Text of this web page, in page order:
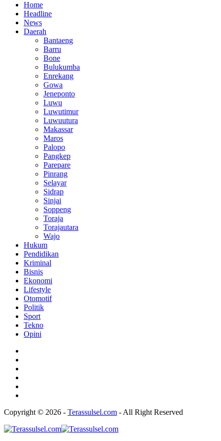
Home
Headline
News
Daerah
Bantaeng
Barru
Bone
Bulukumba
Enrekang
Gowa
Jeneponto
Luwu
Luwutimur
Luwuutura
Makassar
Maros
Palopo
Pangkep
Parepare
Pinrang
Selayar
Sidrap
Sinjai
Soppeng
Toraja
Torajautara
Wajo
Hukum
Pendidikan
Kriminal
Bisnis
Ekonomi
Lifestyle
Otomotif
Politik
Sport
Tekno
Opini
Copyright © 2026 - Terassulsel.com - All Right Reserved